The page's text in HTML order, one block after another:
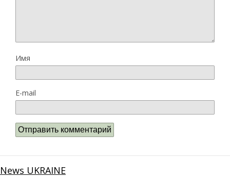
Имя
E-mail
News UKRAINE